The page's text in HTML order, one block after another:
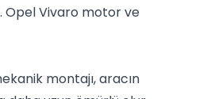
Opel Vivaro motor ve
montajı, aracın